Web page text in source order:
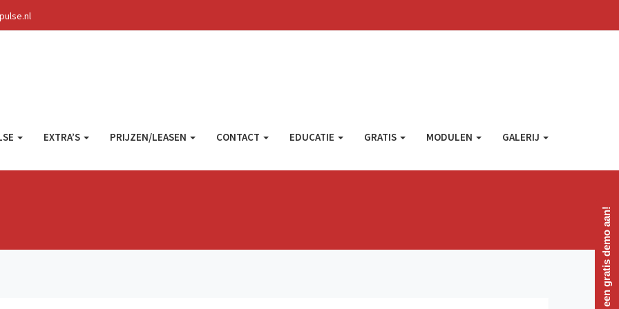
EXTRA’S PRIJZEN/LEASEN CONTACT EDUCATIE GRATIS MODULEN GALERIJ
Vraag een gratis demo aan!